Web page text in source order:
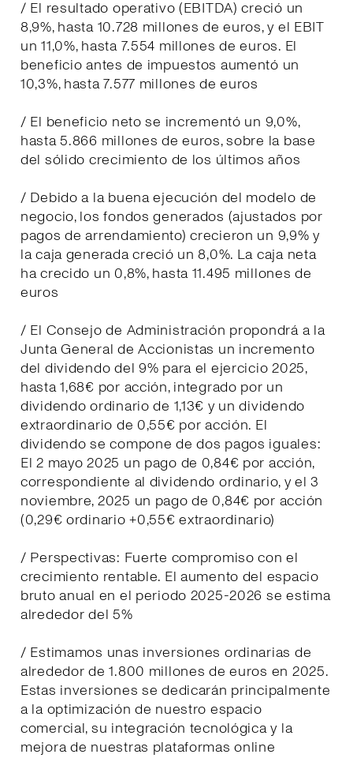
/ El resultado operativo (EBITDA) creció un
8,9%, hasta 10.728 millones de euros, y el EBIT
un 11,0%, hasta 7.554 millones de euros. El
beneficio antes de impuestos aumentó un
10,3%, hasta 7.577 millones de euros
/ El beneficio neto se incrementó un 9,0%,
hasta 5.866 millones de euros, sobre la base
del sólido crecimiento de los últimos años
/ Debido a la buena ejecución del modelo de
negocio, los fondos generados (ajustados por
pagos de arrendamiento) crecieron un 9,9% y
la caja generada creció un 8,0%. La caja neta
ha crecido un 0,8%, hasta 11.495 millones de
euros
/ El Consejo de Administración propondrá a la
Junta General de Accionistas un incremento
del dividendo del 9% para el ejercicio 2025,
hasta 1,68€ por acción, integrado por un
dividendo ordinario de 1,13€ y un dividendo
extraordinario de 0,55€ por acción. El
dividendo se compone de dos pagos iguales:
El 2 mayo 2025 un pago de 0,84€ por acción,
correspondiente al dividendo ordinario, y el 3
noviembre, 2025 un pago de 0,84€ por acción
(0,29€ ordinario +0,55€ extraordinario)
/ Perspectivas: Fuerte compromiso con el
crecimiento rentable. El aumento del espacio
bruto anual en el periodo 2025-2026 se estima
alrededor del 5%
/ Estimamos unas inversiones ordinarias de
alrededor de 1.800 millones de euros en 2025.
Estas inversiones se dedicarán principalmente
a la optimización de nuestro espacio
comercial, su integración tecnológica y la
mejora de nuestras plataformas online